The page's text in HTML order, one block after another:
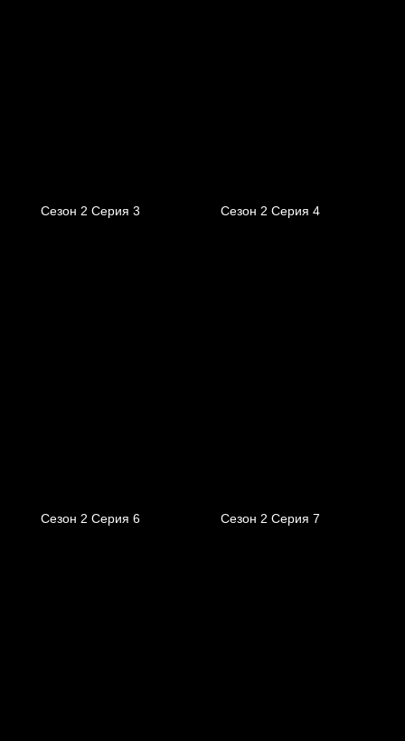
Сезон 2 Серия 3 Сезон 2 Серия 4
Сезон 2 Серия 6 Сезон 2 Серия 7